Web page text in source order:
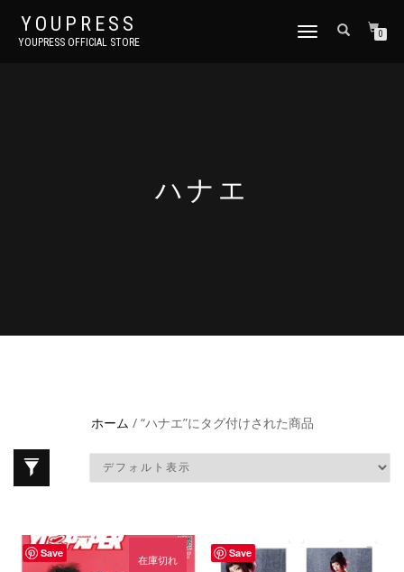
YOUPRESS
YOUPRESS OFFICIAL STORE
ナ
0
ハナエ
ホーム / “ハナエ”にタグ付けされた商品
Save
在庫切れ
Save